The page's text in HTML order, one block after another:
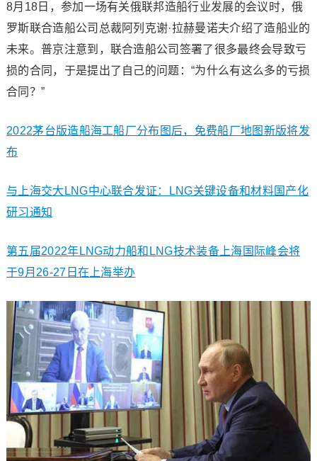
8月18日，参加一场有关俄联邦造船行业发展的会议时，俄
罗斯联合造船公司总裁阿列克谢·拉赫曼诺夫介绍了造船业的
未来。普京注意到，联合造船公司签署了很多最终会导致亏
损的合同，于是提出了自己的问题：“为什么有这么多的亏损
合同？”
2022茅台版造船海工船厂分布图后，免费船厂地图新版将发
布
与上海交大LNG中心联合发证：LNG关键设备和材料国产化
研习通知
第五届2022年LNG动力船和LNG技术装备上海国际峰会将
于9月26-27日在上海举办